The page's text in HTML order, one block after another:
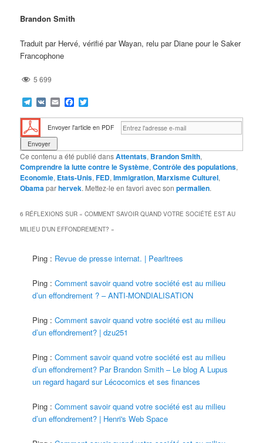
Brandon Smith
Traduit par Hervé, vérifié par Wayan, relu par Diane pour le Saker
Francophone
5 699
Telegram
VK EmailFacebook
Envoyer l'article en PDF
Ce contenu a été publié dansAttentats, Brandon Smith,
Comprendre la lutte contre le Système,Contrôle des populations,
Economie, Etats-Unis,FED,Immigration,Marxisme Culturel,
Obamaparhervek. Mettez-le en favori avec sonpermalien.
6 RÉFLEXIONS SUR «COMMENT SAVOIR QUAND VOTRE SOCIÉTÉ EST AU
MILIEU D’UN EFFONDREMENT? »
Ping : Revue de presse internat. | Pearltrees
Ping :Comment savoir quand votre société est au milieu
d’un effondrement ? – ANTI-MONDIALISATION
Ping :Comment savoir quand votre société est au milieu
d’un effondrement? | dzu251
Ping :Comment savoir quand votre société est au milieu
d’un effondrement? Par Brandon Smith – Le blog A Lupus
un regard hagard sur Lécocomics et ses finances
Ping :Comment savoir quand votre société est au milieu
d’un effondrement? | Henri's Web Space